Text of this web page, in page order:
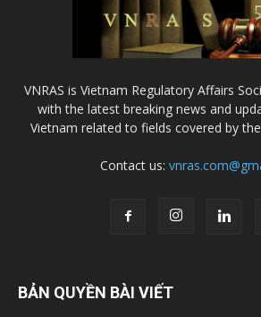
VNRAS is Vietnam Regulatory Affairs
with the latest breaking news and
Vietnam related to fields covered by
Contact us:
BẢN QUYỀN BÀI VIẾT